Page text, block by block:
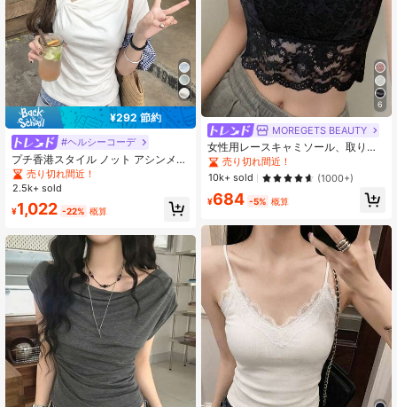
¥292 節約
#ヘルシーコーデ
プチ香港スタイル ノット アシンメト
リー スウィート プリーツ フィット
半袖Tシャツ カジュアル ホワイト
売り切れ間近！
2.5k+ sold
¥1,022 -22% 概算
6
MOREGETS BEAUTY
女性用レースキャミソール、取り外
し可能なパッド付き、かわいい&セク
シーな無地インナー、新学期、冬、
クリスマス、春節、カジュアルブラ
ックサマーに適しています、シック&
エレガント
売り切れ間近！
10k+ sold
(1000+)
¥684 -5% 概算